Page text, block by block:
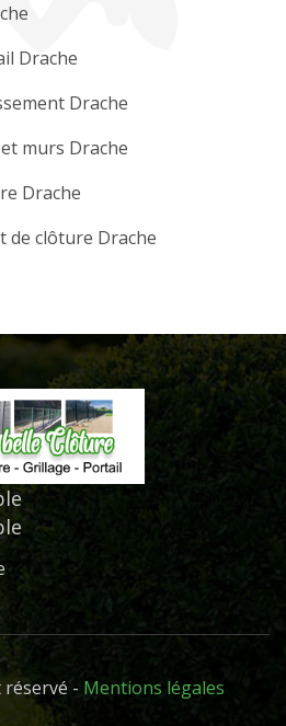
Drache
Drache
murs Drache
Drache
de clôture Drache
- Mentions légales